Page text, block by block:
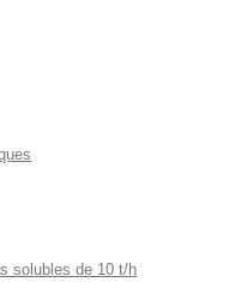
solubles de 10 t/h